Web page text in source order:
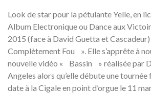
Look de star pour la pétulante Yelle, en
Album Electronique ou Dance aux
2015 (face à David Guetta et Cascadeur)
Complètement Fou ». Elle s’apprête à
nouvelle vidéo « Bassin » réalisée par
Angeles alors qu’elle débute une tournée
date à la Cigale en point d’orgue le 11